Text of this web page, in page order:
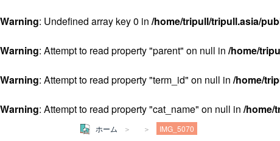
Warning: Undefined array key 0 in /home/tripull/tripull.asia/
Warning: Attempt to read property "parent" on null in /home/
Warning: Attempt to read property "term_id" on null in /home/
Warning: Attempt to read property "cat_name" on null in /home/
ホーム IMG_5070